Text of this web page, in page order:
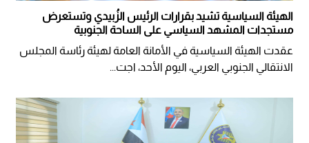
الهيئة السياسية تشيد بقرارات الرئيس الزُبيدي وتستعرض
مستجدات المشهد السياسي على الساحة الجنوبية
عقدت الهيئة السياسية في الأمانة العامة لهيئة رئاسة المجلس
الانتقالي الجنوبي العربي، اليوم الأحد، اجت...